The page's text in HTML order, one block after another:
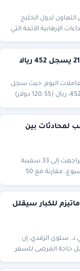
لدول الخليج
الإرهابية الآثمة التي
اليوم، حيث سجل
لمحادثات بين
أظهرت بيانات أن حركة الملاحة عبر مضيق هرمز تراجعت إلى 33 سفينة
خلال الفترة من يوم الاثنين حتى الخميس هذا الأسبوع، مقارنة مع 50
للكبار سيقلل
د. سلوى الزقدي، إن
حاجة المرضى للسفر